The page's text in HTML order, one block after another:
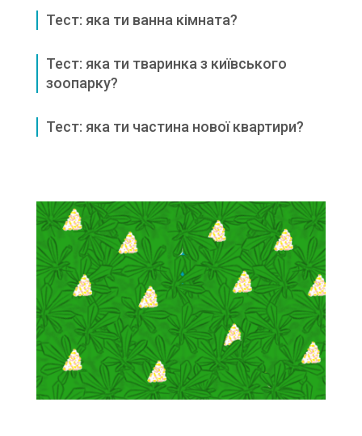
Тест: яка ти ванна кімната?
Тест: яка ти тваринка з київського
зоопарку?
Тест: яка ти частина нової квартири?